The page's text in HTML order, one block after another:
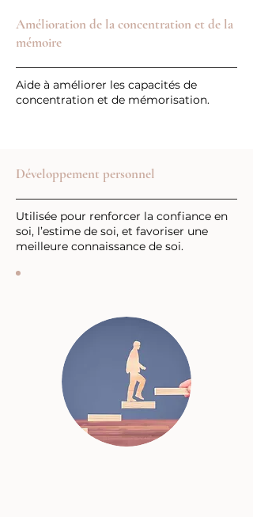
Amélioration de la concentration et de la
mémoire
Aide à améliorer les capacités de
concentration et de mémorisation.
Développement personnel
Utilisée pour renforcer la confiance en
soi, l’estime de soi, et favoriser une
meilleure connaissance de soi.